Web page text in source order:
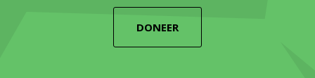
DONEER